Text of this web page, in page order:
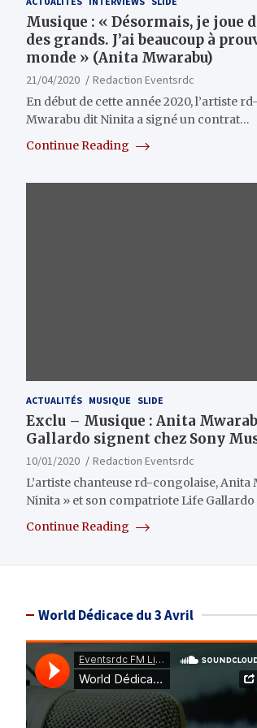
Musique : « Désormais, je joue
des grands. J’ai beaucoup à
monde » (Anita Mwarabu)
21/04/2020
Redaction Eventsrdc
En début de cette année 2020, l’artiste
Mwarabu dit Ninita a signé un contrat…
Continue Reading
ACTUALITÉS MUSIQUE SLIDE
Exclu – Musique : Anita
Gallardo signent chez Sony
10/01/2020
Redaction Eventsrdc
L’artiste chanteuse rd-congolaise, Anita
Ninita » et son compatriote Life
Continue Reading
World Dédicace du 3 Avril